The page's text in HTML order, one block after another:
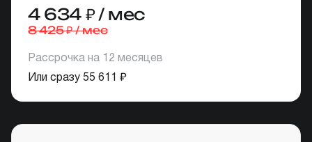
4 634 ₽/ мес
8 425₽/ мес
Рассрочка на 12 месяцев
Или сразу 55 611 ₽